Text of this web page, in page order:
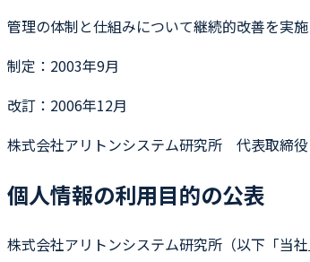
管理の体制と仕組みについて継続的改善を実施
制定：2003年9月
改訂：2006年12月
株式会社アリトンシステム研究所 代表取締
個人情報の利用目的の公表
株式会社アリトンシステム研究所（以下「当